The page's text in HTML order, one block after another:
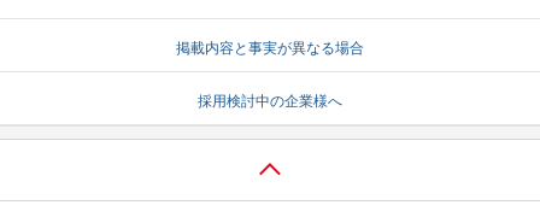
掲載内容と事実が異なる場合
採用検討中の企業様へ